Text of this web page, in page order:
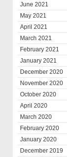
June 2021
May 2021
April 2021
March 2021
February 2021
January 2021
December 2020
November 2020
October 2020
April 2020
March 2020
February 2020
January 2020
December 2019